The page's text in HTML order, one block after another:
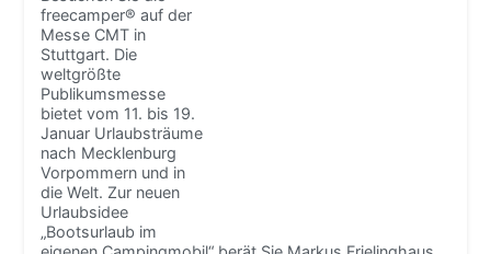
freecamper® auf der
Messe CMT in
Stuttgart. Die
weltgrößte
Publikumsmesse
bietet vom 11. bis 19.
Januar Urlaubsträume
nach Mecklenburg
Vorpommern und in
die Welt. Zur neuen
Urlaubsidee
„Bootsurlaub im